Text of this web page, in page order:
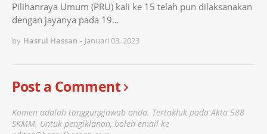
Pilihanraya Umum (PRU) kali ke 15 telah pun dilaksanakan
dengan jayanya pada 19…
by Hasrul Hassan - Januari 03, 2023
Post a Comment
Komen adalah tanggungjawab anda. Tertakluk pada Akta 588
SKMM. Untuk pengiklanan, boleh email ke